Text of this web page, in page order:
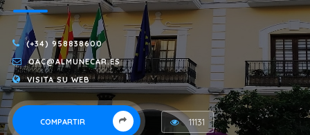
(+34) 958838600
OAC@ALMUNECAR.ES
VISITA SU WEB
COMPARTIR 11131